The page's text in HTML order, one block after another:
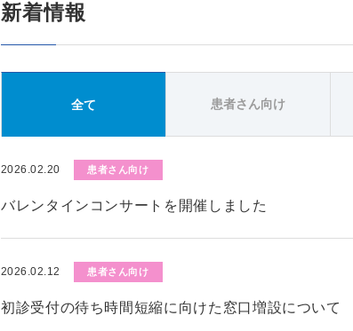
新着情報
全て 患者さん向け
2026.02.20 患者さん向け
バレンタインコンサートを開催しました
2026.02.12 患者さん向け
初診受付の待ち時間短縮に向けた窓口増設について